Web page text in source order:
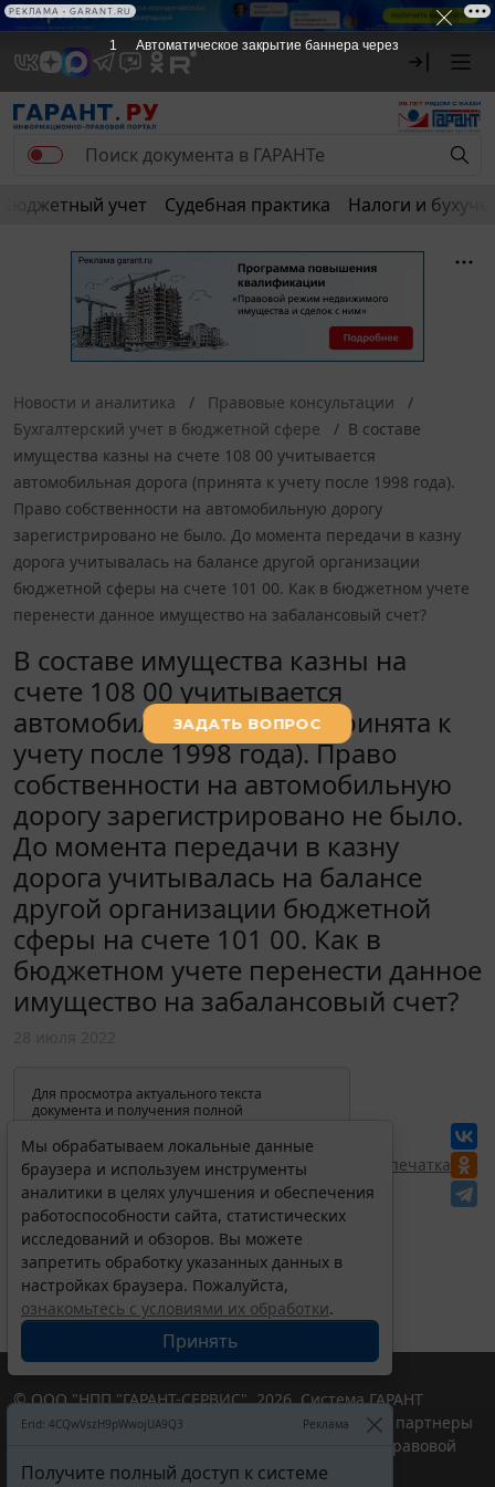
Бюджетный учет Судебная практика Налоги и
Новости и аналитика
Правовые консультации
Бухгалтерский учет в бюджетной сфере
В составе
имущества казны на счете 108 00 учитывается
автомобильная дорога (принята к учету после 1998 года).
Право собственности на автомобильную дорогу
зарегистрировано не было. До момента передачи в казну
дорога учитывалась на балансе другой организации
бюджетной сферы на счете 101 00. Как в бюджетном учете
перенести данное имущество на забалансовый счет?
В составе имущества казны на
счете 108 00 учитывается
автомобильная дорога (принята к
учету после 1998 года). Право
собственности на автомобильную
дорогу зарегистрировано не было.
До момента передачи в казну
дорога учитывалась на балансе
другой организации бюджетной
сферы на счете 101 00. Как в
бюджетном учете перенести данное
имущество на забалансовый счет?
Для просмотра актуального текста
документа и получения полной
изменениях и порядке применения
документа, воспользуйтесь поиском в
Интернет-версии системы ГАРАНТ:
Перепечатка
Мы обрабатываем локальные данные
браузера и используем инструменты
аналитики в целях улучшения и обеспечения
работоспособности сайта, статистических
исследований и обзоров. Вы можете
запретить обработку указанных данных в
настройках браузера. Пожалуйста,
ознакомьтесь с условиями их обработки.
Принять
Erid: 4CQwVszH9pWwojUA9Q3 Реклама
Получите полный доступ к системе
© ООО "НПП "ГАРАНТ-СЕРВИС", 2026. Система ГАРАНТ
выпускается с 1990 года. Компания "Гарант" и ее партнеры
являются участниками Российской ассоциации правовой
информации ГАРАНТ.
1 Автоматическое закрытие баннера через
РЕКЛАМА • GARANT.RU